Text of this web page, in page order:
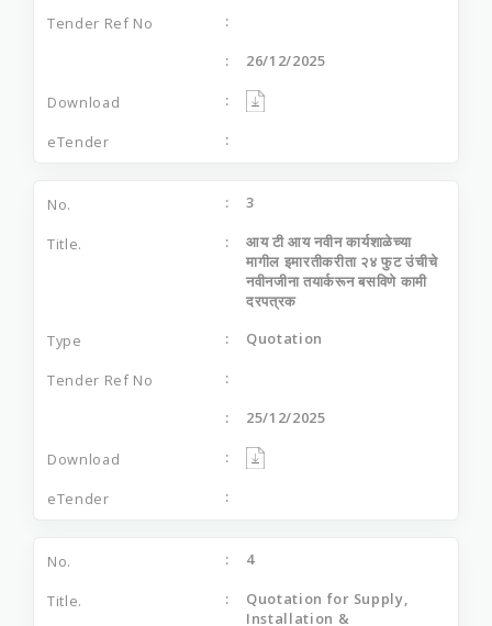
26/12/2025
3
आय टी आय नवीन कार्यशाळेच्या
मागील इमारतीकरीता २४ फुट उंचीचे
नवीनजीना तयार्करून बसविणे कामी
दरपत्रक
Quotation
25/12/2025
4
Quotation for Supply,
Installation &